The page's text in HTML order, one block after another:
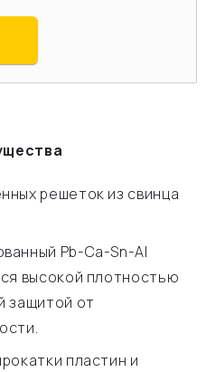
решеток из свинца
Pb-Ca-Sn-Al
высокой плотностью
защитой от
пластин и